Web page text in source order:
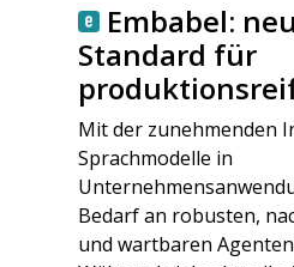
Embabel:
Standard für
Mit der zunehmenden
Sprachmodelle in
Bedarf an robusten,
und wartbaren